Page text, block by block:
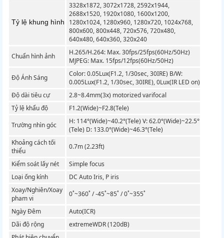
Tỷ lệ khung hình
3328x1872, 3072x1728, 2592x1944,
2688x1520, 1920x1080, 1600x1200,
1280x1024, 1280x960, 1280x720, 1024x768,
800x600, 800x448, 720x576, 720x480,
640x480, 640x360, 320x240
Chuẩn hình ảnh
H.265/H.264: Max. 30fps/25fps(60Hz/50Hz)
MJPEG: Max. 15fps/12fps(60Hz/50Hz)
Độ Ánh Sáng
Color: 0.05Lux(F1.2, 1/30sec, 30IRE) B/W:
0.005Lux(F1.2, 1/30sec, 30IRE), 0Lux(IR LED on)
Độ dài tiêu cự
2.8~8.4mm(3x) motorized varifocal
Tỷ lệ khẩu độ
F1.2(Wide)~F2.8(Tele)
Trường nhìn góc
H: 114°(Wide)~40.2°(Tele) V: 62.0°(Wide)~22.5°
(Tele) D: 133.0°(Wide)~46.3°(Tele)
Khoảng cách tối
thiểu
0.7m (2.23ft)
Kiểm soát lấy nét
Simple focus
Loại ống kính
DC Auto Iris, P iris
Xoay/Nghiên/Xoay
pham vi
0˚~360˚ / -45˚~85˚ / 0˚~355˚
Ngày Đêm
Auto(ICR)
Dãi độ rộng
extremeWDR (120dB)